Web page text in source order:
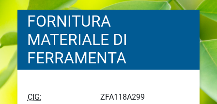
FORNITURA
MATERIALE DI
FERRAMENTA
CIG:
ZFA118A299